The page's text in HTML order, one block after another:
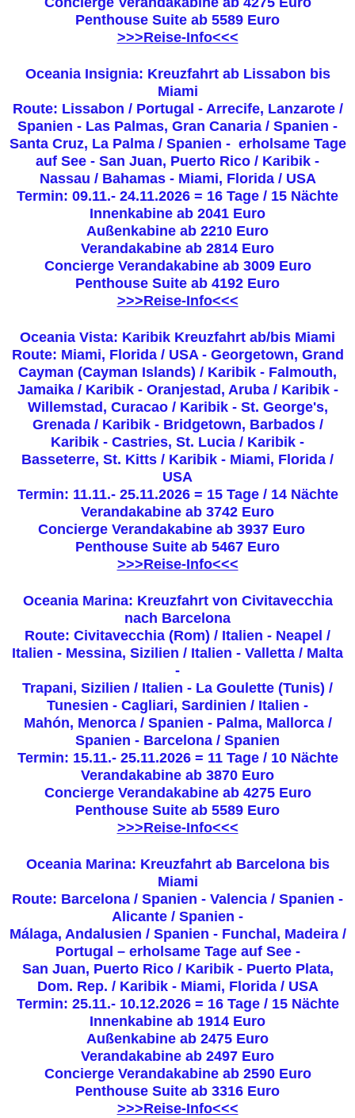
Penthouse Suite ab 5589 Euro
>>>Reise-Info<<<
Oceania Insignia: Kreuzfahrt ab Lissabon bis
Miami
Route: Lissabon / Portugal - Arrecife, Lanzarote /
Spanien - Las Palmas, Gran Canaria / Spanien -
Santa Cruz, La Palma / Spanien - erholsame Tage
auf See - San Juan, Puerto Rico / Karibik -
Nassau / Bahamas - Miami, Florida / USA
Termin: 09.11.- 24.11.2026 = 16 Tage / 15 Nächte
Innenkabine ab 2041 Euro
Außenkabine ab 2210 Euro
Verandakabine ab 2814 Euro
Concierge Verandakabine ab 3009 Euro
Penthouse Suite ab 4192 Euro
>>>Reise-Info<<<
Oceania Vista: Karibik Kreuzfahrt ab/bis Miami
Route: Miami, Florida / USA - Georgetown, Grand
Cayman (Cayman Islands) / Karibik - Falmouth,
Jamaika / Karibik - Oranjestad, Aruba / Karibik -
Willemstad, Curacao / Karibik - St. George's,
Grenada / Karibik - Bridgetown, Barbados /
Karibik - Castries, St. Lucia / Karibik -
Basseterre, St. Kitts / Karibik - Miami, Florida /
USA
Termin: 11.11.- 25.11.2026 = 15 Tage / 14 Nächte
Verandakabine ab 3742 Euro
Concierge Verandakabine ab 3937 Euro
Penthouse Suite ab 5467 Euro
>>>Reise-Info<<<
Oceania Marina: Kreuzfahrt von Civitavecchia
nach Barcelona
Route: Civitavecchia (Rom) / Italien - Neapel /
Italien - Messina, Sizilien / Italien - Valletta / Malta
-
Trapani, Sizilien / Italien - La Goulette (Tunis) /
Tunesien - Cagliari, Sardinien / Italien -
Mahón, Menorca / Spanien - Palma, Mallorca /
Spanien - Barcelona / Spanien
Termin: 15.11.- 25.11.2026 = 11 Tage / 10 Nächte
Verandakabine ab 3870 Euro
Concierge Verandakabine ab 4275 Euro
Penthouse Suite ab 5589 Euro
>>>Reise-Info<<<
Oceania Marina: Kreuzfahrt ab Barcelona bis
Miami
Route: Barcelona / Spanien - Valencia / Spanien -
Alicante / Spanien -
Málaga, Andalusien / Spanien - Funchal, Madeira /
Portugal – erholsame Tage auf See -
San Juan, Puerto Rico / Karibik - Puerto Plata,
Dom. Rep. / Karibik - Miami, Florida / USA
Termin: 25.11.- 10.12.2026 = 16 Tage / 15 Nächte
Innenkabine ab 1914 Euro
Außenkabine ab 2475 Euro
Verandakabine ab 2497 Euro
Concierge Verandakabine ab 2590 Euro
Penthouse Suite ab 3316 Euro
>>>Reise-Info<<<